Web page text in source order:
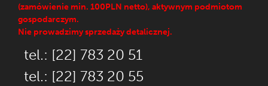
(zamówienie min. 100PLN netto), aktywnym podmiotom
gospodarczym.
Nie prowadzimy sprzedaży detalicznej.
tel.: [22] 783 20 51
tel.: [22] 783 20 55